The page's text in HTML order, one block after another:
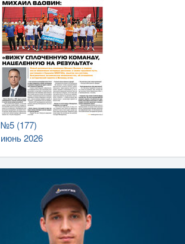
№5 (177)
июнь 2026